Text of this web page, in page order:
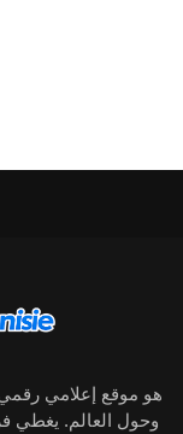
وحول العالم. يغطي